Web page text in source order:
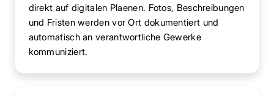
direkt auf digitalen Plaenen. Fotos, Beschreibungen
und Fristen werden vor Ort dokumentiert und
automatisch an verantwortliche Gewerke
kommuniziert.